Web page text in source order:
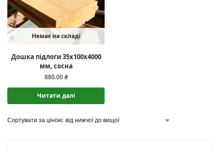
Немає на складі
Дошка підлоги 35х100х4000
мм, сосна
880.00₴
Читати далі